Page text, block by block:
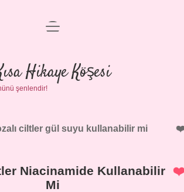
Anasayfa
Gizlilik Politikası
Yasal Uyarı
menüyü
Hikaye Köşesi
şenlendir!
ciltler gül suyu kullanabilir mi
Niacinamide Kullanabilir
Mi